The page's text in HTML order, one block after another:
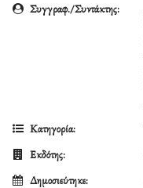
Συγγραφ./Συντάκτης:
Κατηγορία:
Εκδότης:
Δημοσιεύτηκε: